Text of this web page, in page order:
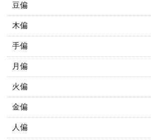
豆偏
木偏
手偏
月偏
火偏
金偏
人偏